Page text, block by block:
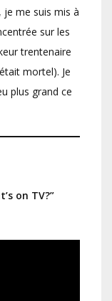
je me suis mis à
sur les
trentenaire
mortel). Je
plus grand ce
on TV?”